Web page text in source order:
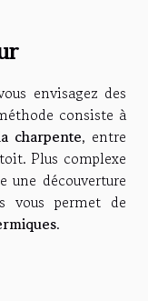
envisagez des
consiste à
charpente, entre
Plus complexe
une découverture
vous permet de
.